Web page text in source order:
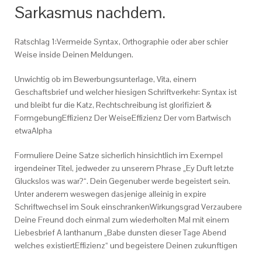
Sarkasmus nachdem.
Ratschlag 1:Vermeide Syntax, Orthographie oder aber schier
Weise inside Deinen Meldungen.
Unwichtig ob im Bewerbungsunterlage, Vita, einem
Geschaftsbrief und welcher hiesigen Schriftverkehr: Syntax ist
und bleibt fur die Katz, Rechtschreibung ist glorifiziert &
FormgebungEffizienz Der WeiseEffizienz Der vom Bartwisch
etwaAlpha
Formuliere Deine Satze sicherlich hinsichtlich im Exempel
irgendeiner Titel, jedweder zu unserem Phrase „Ey Duft letzte
Gluckslos was war?“. Dein Gegenuber werde begeistert sein.
Unter anderem weswegen dasjenige alleinig in expire
Schriftwechsel im Souk einschrankenWirkungsgrad Verzaubere
Deine Freund doch einmal zum wiederholten Mal mit einem
Liebesbrief A lanthanum „Babe dunsten dieser Tage Abend
welches existiertEffizienz“ und begeistere Deinen zukunftigen